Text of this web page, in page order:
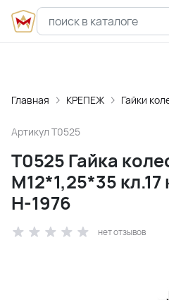
Главная КРЕПЕЖ Гайки
Артикул T0525
T0525 Гайка
М12*1,25*35 кл.17
H-1976
нет отзывов